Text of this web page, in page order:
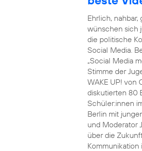
Ehrlich, nahbar,
wünschen sich
die politische
Social Media.
„Social Media
Stimme der
WAKE UP! von
diskutierten 80
Schüler:innen
Berlin mit
und Moderator
über die
Kommunikation